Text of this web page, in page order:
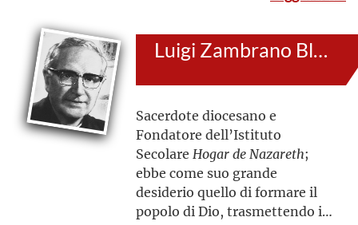
Luigi Zambrano Blanco
Sacerdote diocesano e
Fondatore dell’Istituto
Secolare Hogar de Nazareth;
ebbe come suo grande
desiderio quello di formare il
popolo di Dio, trasmettendo i